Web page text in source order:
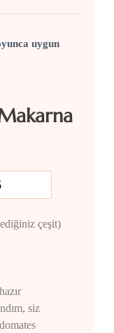
uygun
çeşit)
siz